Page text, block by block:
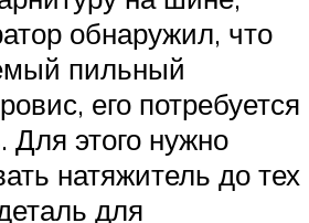
обнаружил, что
пильный
его потребуется
Для этого нужно
натяжитель до тех
для